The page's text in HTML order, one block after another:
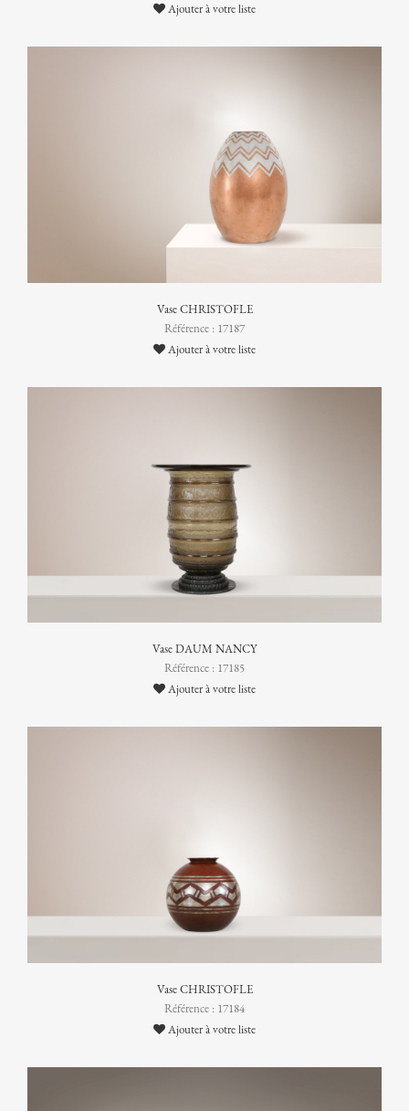
Ajouter à votre liste
Vase CHRISTOFLE
Référence : 17187
Ajouter à votre liste
Vase DAUM NANCY
Référence : 17185
Ajouter à votre liste
Vase CHRISTOFLE
Référence : 17184
Ajouter à votre liste